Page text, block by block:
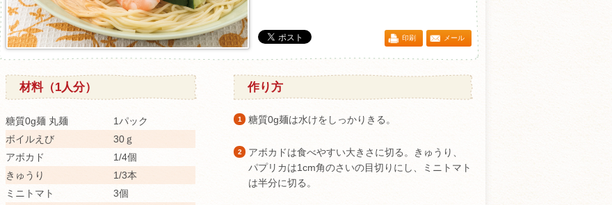
印刷 メール
材料（1人分）
糖質0g麺 丸麺
1パック
ボイルえび
30ｇ
アボカド
1/4個
きゅうり
1/3本
ミニトマト
3個
作り方
1 糖質0g麺は水けをしっかりきる。
2
アボカドは食べやすい大きさに切る。きゅうり、
パプリカは1cm角のさいの目切りにし、ミニトマト
は半分に切る。